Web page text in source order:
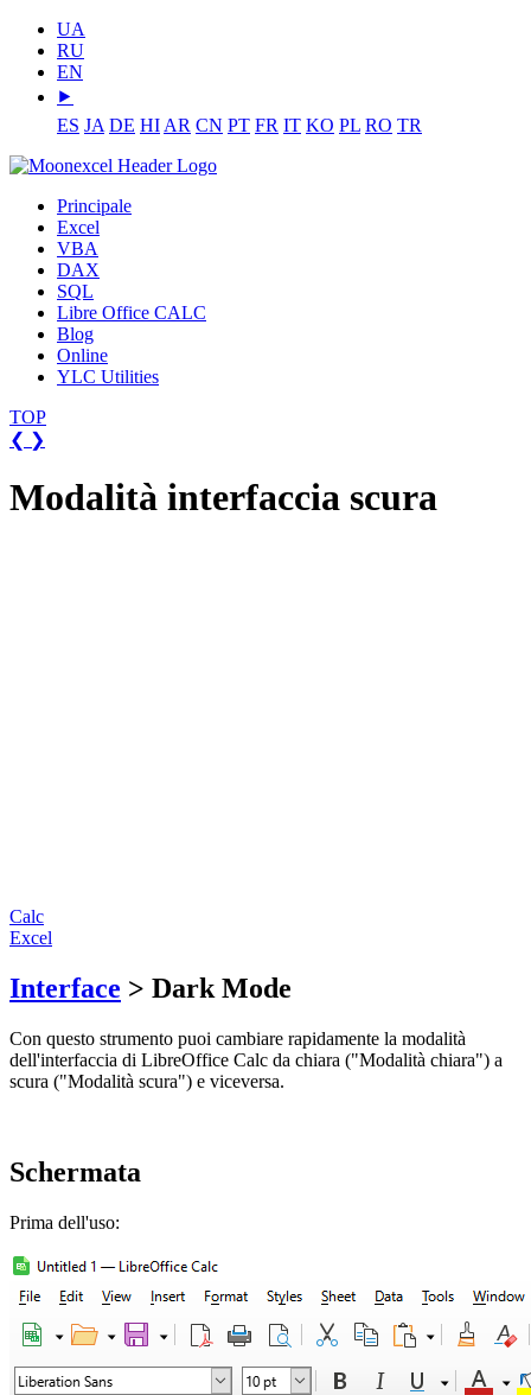
UA
RU
EN
⯈
ES JA DE HI AR CN PT FR IT KO PL RO TR
Principale
Excel
VBA
DAX
SQL
Libre Office CALC
Blog
Online
YLC Utilities
TOP
❮ ❯
Modalità interfaccia scura
Calc
Excel
Interface > Dark Mode
Con questo strumento puoi cambiare rapidamente la modalità
dell'interfaccia di LibreOffice Calc da chiara ("Modalità chiara") a
scura ("Modalità scura") e viceversa.
Schermata
Prima dell'uso: